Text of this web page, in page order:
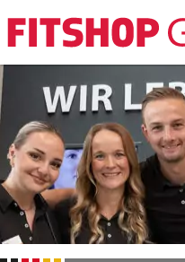
Zum
Inhalt
springen